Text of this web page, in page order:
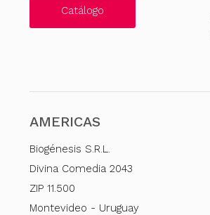
Catálogo
AMERICAS
Biogénesis S.R.L.
Divina Comedia 2043
ZIP 11.500
Montevideo - Uruguay